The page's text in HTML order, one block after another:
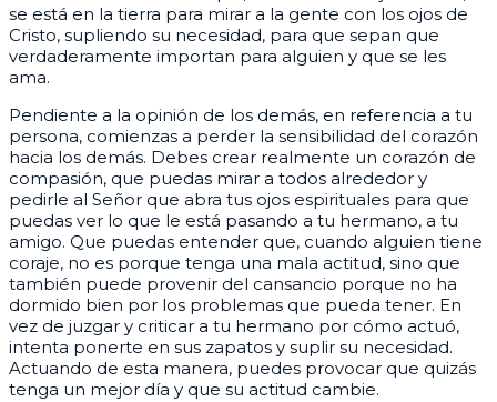
se está en la tierra para mirar a la gente con los ojos de
Cristo, supliendo su necesidad, para que sepan que
verdaderamente importan para alguien y que se les
ama.
Pendiente a la opinión de los demás, en referencia a tu
persona, comienzas a perder la sensibilidad del corazón
hacia los demás. Debes crear realmente un corazón de
compasión, que puedas mirar a todos alrededor y
pedirle al Señor que abra tus ojos espirituales para que
puedas ver lo que le está pasando a tu hermano, a tu
amigo. Que puedas entender que, cuando alguien tiene
coraje, no es porque tenga una mala actitud, sino que
también puede provenir del cansancio porque no ha
dormido bien por los problemas que pueda tener. En
vez de juzgar y criticar a tu hermano por cómo actuó,
intenta ponerte en sus zapatos y suplir su necesidad.
Actuando de esta manera, puedes provocar que quizás
tenga un mejor día y que su actitud cambie.